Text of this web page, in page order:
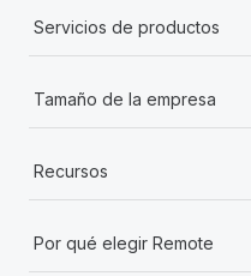
Servicios de productos
Tamaño de la empresa
Recursos
Por qué elegir Remote